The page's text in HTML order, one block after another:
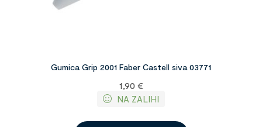
Gumica Grip 2001 Faber Castell siva 03771
1,90 €
NA ZALIHI